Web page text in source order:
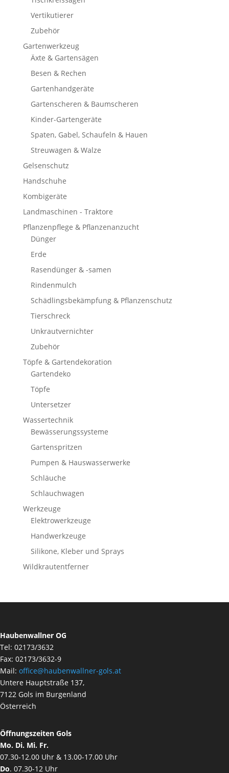
Vertikutierer
Zubehör
Gartenwerkzeug
Äxte & Gartensägen
Besen & Rechen
Gartenhandgeräte
Gartenscheren & Baumscheren
Kinder-Gartengeräte
Spaten, Gabel, Schaufeln & Hauen
Streuwagen & Walze
Gelsenschutz
Handschuhe
Kombigeräte
Landmaschinen - Traktore
Pflanzenpflege & Pflanzenanzucht
Dünger
Erde
Rasendünger & -samen
Rindenmulch
Schädlingsbekämpfung & Pflanzenschutz
Tierschreck
Unkrautvernichter
Zubehör
Töpfe & Gartendekoration
Gartendeko
Töpfe
Untersetzer
Wassertechnik
Bewässerungssysteme
Gartenspritzen
Pumpen & Hauswasserwerke
Schläuche
Schlauchwagen
Werkzeuge
Elektrowerkzeuge
Handwerkzeuge
Silikone, Kleber und Sprays
Wildkrautentferner
Haubenwallner OG
Tel: 02173/3632
Fax: 02173/3632-9
Mail: office@haubenwallner-gols.at
Untere Hauptstraße 137,
7122 Gols im Burgenland
Österreich
Öffnungszeiten Gols
Mo. Di. Mi. Fr.
07.30-12.00 Uhr & 13.00-17.00 Uhr
Do. 07.30-12 Uhr